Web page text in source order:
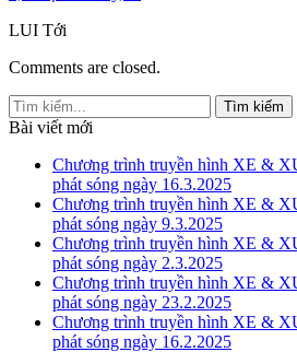
LUI Tới
Comments are closed.
Bài viết mới
Chương trình truyền hình XE &
phát sóng ngày 16.3.2025
Chương trình truyền hình XE &
phát sóng ngày 9.3.2025
Chương trình truyền hình XE &
phát sóng ngày 2.3.2025
Chương trình truyền hình XE &
phát sóng ngày 23.2.2025
Chương trình truyền hình XE &
phát sóng ngày 16.2.2025